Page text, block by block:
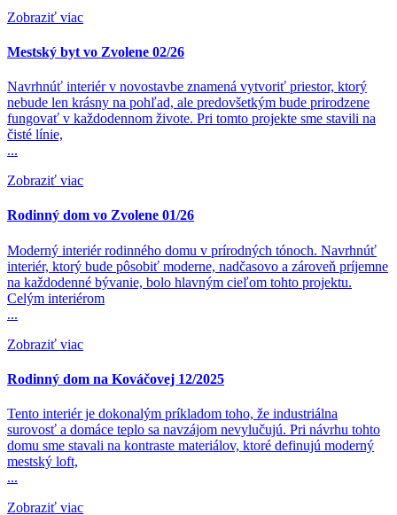
Zobraziť viac
Mestský byt vo Zvolene 02/26
Navrhnúť interiér v novostavbe znamená vytvoriť priestor, ktorý
nebude len krásny na pohľad, ale predovšetkým bude prirodzene
fungovať v každodennom živote. Pri tomto projekte sme stavili na
čisté línie,
...
Zobraziť viac
Rodinný dom vo Zvolene 01/26
Moderný interiér rodinného domu v prírodných tónoch. Navrhnúť
interiér, ktorý bude pôsobiť moderne, nadčasovo a zároveň príjemne
na každodenné bývanie, bolo hlavným cieľom tohto projektu.
Celým interiérom
...
Zobraziť viac
Rodinný dom na Kováčovej 12/2025
Tento interiér je dokonalým príkladom toho, že industriálna
surovosť a domáce teplo sa navzájom nevylučujú. Pri návrhu tohto
domu sme stavali na kontraste materiálov, ktoré definujú moderný
mestský loft,
...
Zobraziť viac